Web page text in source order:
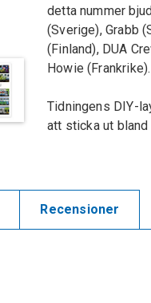
detta nummer
(Sverige), Grabb
(Finland), DUA
Howie (Frankrike).
Tidningens DIY-
att sticka ut
Recensioner